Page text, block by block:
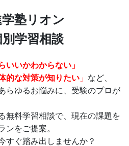
塾リオン
学習相談
いいかわからない」
的な対策が知りたい 」 など、
らゆるお悩みに、受験のプロが
無料学習相談で、現在の課題を
ンをご提案。
すぐ踏み出しませんか？